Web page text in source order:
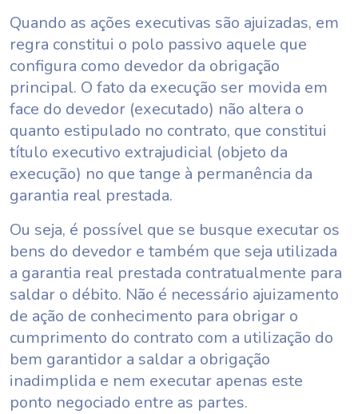
Quando as ações executivas são ajuizadas, em
regra constitui o polo passivo aquele que
configura como devedor da obrigação
principal. O fato da execução ser movida em
face do devedor (executado) não altera o
quanto estipulado no contrato, que constitui
título executivo extrajudicial (objeto da
execução) no que tange à permanência da
garantia real prestada.
Ou seja, é possível que se busque executar os
bens do devedor e também que seja utilizada
a garantia real prestada contratualmente para
saldar o débito. Não é necessário ajuizamento
de ação de conhecimento para obrigar o
cumprimento do contrato com a utilização do
bem garantidor a saldar a obrigação
inadimplida e nem executar apenas este
ponto negociado entre as partes.